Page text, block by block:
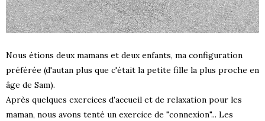
Nous étions deux mamans et deux enfants, ma configuration
préférée (d'autan plus que c'était la petite fille la plus proche en
âge de Sam).
Après quelques exercices d'accueil et de relaxation pour les
maman, nous avons tenté un exercice de "connexion"... Les